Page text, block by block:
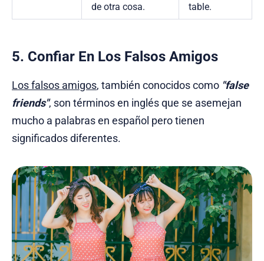
de otra cosa.
table.
5. Confiar En Los Falsos Amigos
Los falsos amigos, también conocidos como "false
friends", son términos en inglés que se asemejan
mucho a palabras en español pero tienen
significados diferentes.